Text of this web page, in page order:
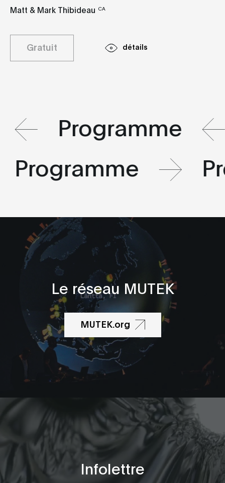
Matt & Mark Thibideau CA
Gratuit détails
Programme
Programme
Le réseau MUTEK
MUTEK.org
Infolettre